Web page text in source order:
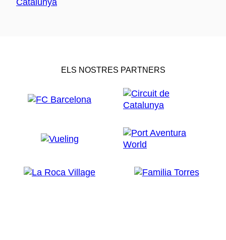
ELS NOSTRES PARTNERS